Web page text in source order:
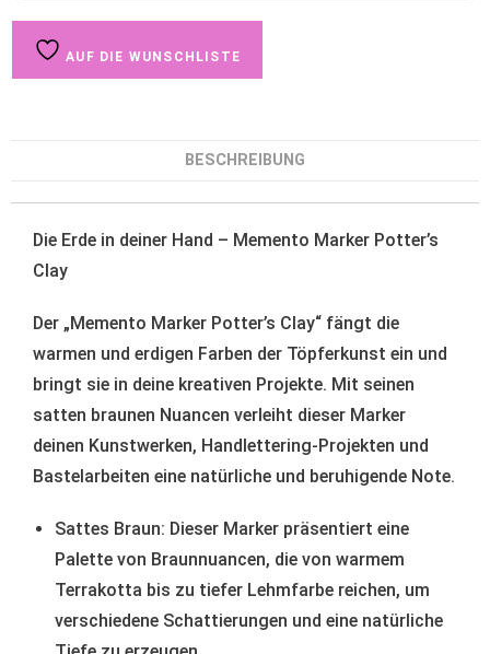
AUF DIE WUNSCHLISTE
BESCHREIBUNG
Die Erde in deiner Hand – Memento Marker Potter’s
Clay
Der „Memento Marker Potter’s Clay“ fängt die
warmen und erdigen Farben der Töpferkunst ein und
bringt sie in deine kreativen Projekte. Mit seinen
satten braunen Nuancen verleiht dieser Marker
deinen Kunstwerken, Handlettering-Projekten und
Bastelarbeiten eine natürliche und beruhigende Note.
Sattes Braun: Dieser Marker präsentiert eine
Palette von Braunnuancen, die von warmem
Terrakotta bis zu tiefer Lehmfarbe reichen, um
verschiedene Schattierungen und eine natürliche